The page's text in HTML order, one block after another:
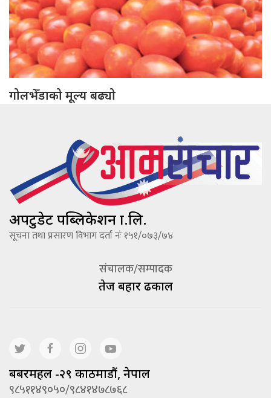
गोलभेँडाको मूल्य बढ्यो
अपटुडेट पब्लिकेशन प्रा.लि.
सूचना तथा प्रसारण विभाग दर्ता नंः १५१/०७३/७४
संचालक/सम्पादक
तेज बहादूर ढकाल
बबरमहल -२९ काठमाडौं, नेपाल
९८५११४९०५०/९८४१४७८७६८